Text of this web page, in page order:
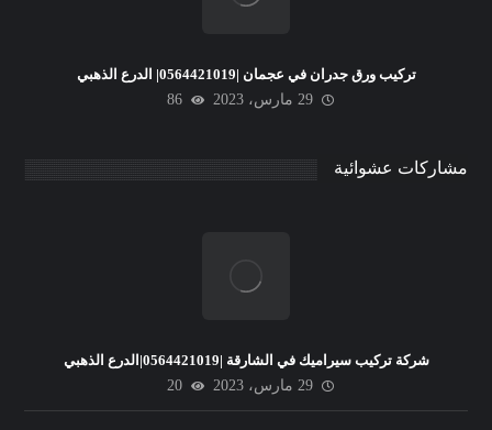
تركيب ورق جدران في عجمان |0564421019| الدرع الذهبي
29 مارس، 2023
86
مشاركات عشوائية
شركة تركيب سيراميك في الشارقة |0564421019|الدرع الذهبي
29 مارس، 2023
20